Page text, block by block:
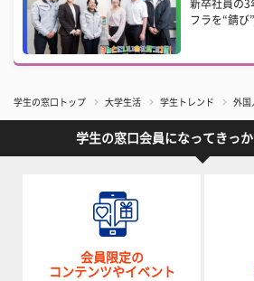
新卒社員の3
フラを“錆び
学生の窓口トップ 大学生活 学生トレンド 外国
学生の窓口会員になってきっか
会員限定の
コンテンツやイベント